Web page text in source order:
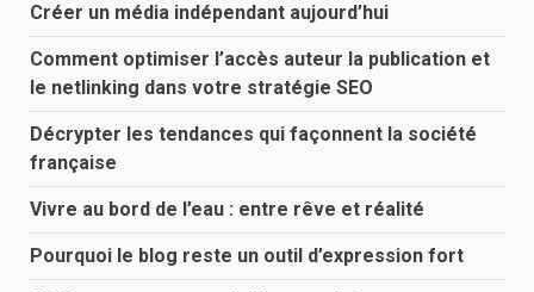
Créer un média indépendant aujourd’hui
Comment optimiser l’accès auteur la publication et
le netlinking dans votre stratégie SEO
Décrypter les tendances qui façonnent la société
française
Vivre au bord de l’eau : entre rêve et réalité
Pourquoi le blog reste un outil d’expression fort